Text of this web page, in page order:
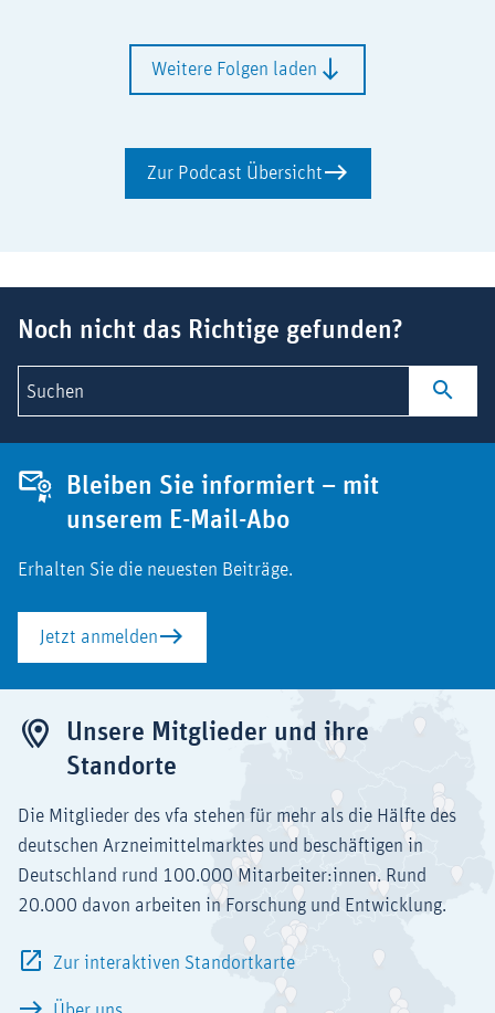
Weitere Folgen laden
Zur Podcast Übersicht
Noch nicht das Richtige gefunden?
Suchen
Bleiben Sie informiert – mit
unserem E-Mail-Abo
Erhalten Sie die neuesten Beiträge.
Jetzt anmelden
Unsere Mitglieder und ihre
Standorte
Die Mitglieder des vfa stehen für mehr als die Hälfte des
deutschen Arzneimittelmarktes und beschäftigen in
Deutschland rund 100.000 Mitarbeiter:innen. Rund
20.000 davon arbeiten in Forschung und Entwicklung.
Zur interaktiven Standortkarte